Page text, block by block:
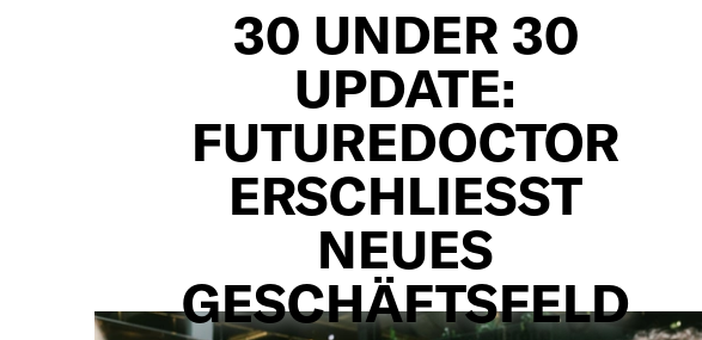
30 UNDER 30
UPDATE:
FUTUREDOCTOR
ERSCHLIESST N
EUES G
ESCHÄFTSFELD